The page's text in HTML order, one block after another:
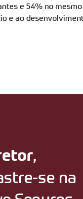
e 54% no
e ao
,
se na